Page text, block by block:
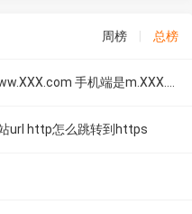
周榜 总榜
url http怎么跳转到https